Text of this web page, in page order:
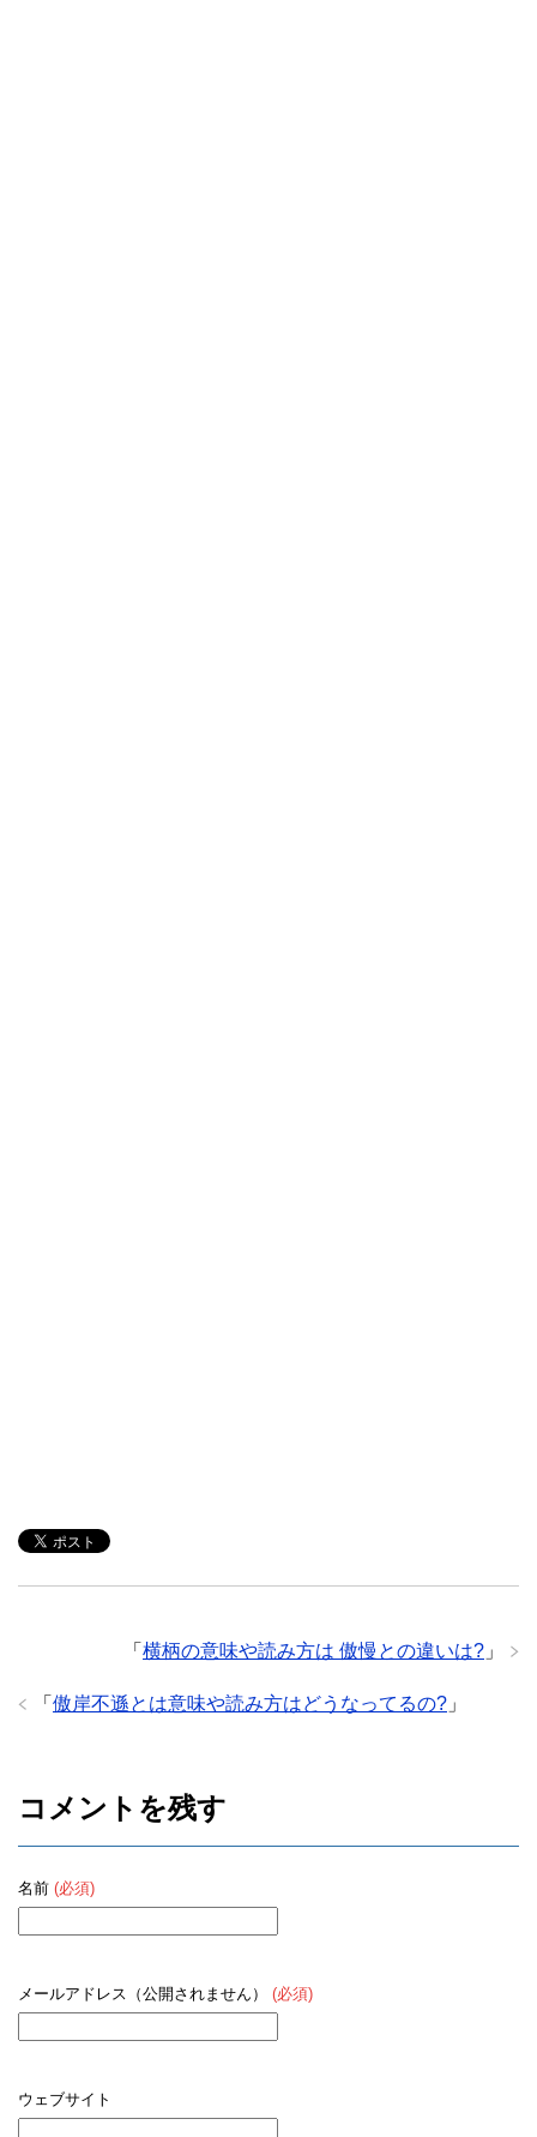
「 横柄の意味や読み方は 傲慢との違いは? 」
「 傲岸不遜とは意味や読み方はどうなってるの? 」
コメントを残す
名前 (必須)
メールアドレス（公開されません） (必須)
ウェブサイト